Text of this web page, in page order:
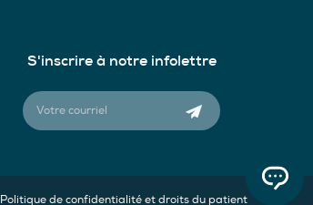
S'inscrire à notre infolettre
Politique de confidentialité et droits du patient